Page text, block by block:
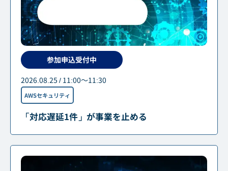
参加申込受付中
2026.08.25 / 11:00～11:30
AWSセキュリティ
「対応遅延1件」が事業を止める